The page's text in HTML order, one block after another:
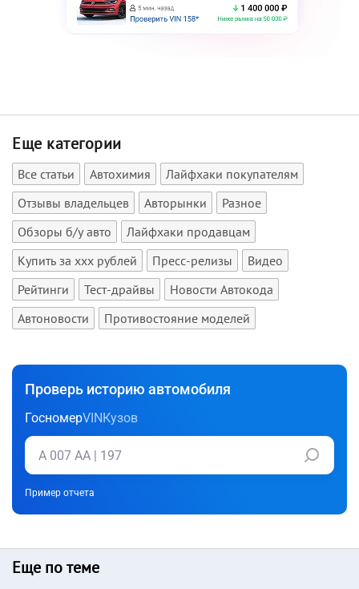
Еще категории
Все статьи Автохимия
Лайфхаки покупателям
Отзывы владельцев
Авторынки
Разное
Обзоры б/у авто
Лайфхаки продавцам
Купить за xxx рублей
Пресс-релизы
Видео
Рейтинги
Тест-драйвы
Новости Автокода
Автоновости
Противостояние моделей
Проверь историю автомобиля
ГосномерVIN Кузов
Пример отчета
Еще по теме